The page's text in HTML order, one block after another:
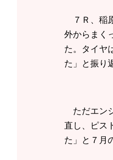
７Ｒ、稲
外からまく
た。タイヤ
た」と振り
ただエン
直し、ピス
た」と７月